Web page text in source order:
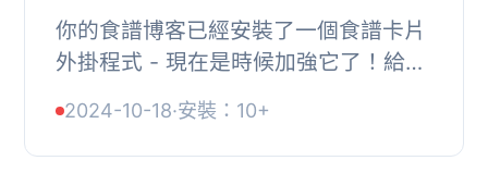
你的食譜博客已經安裝了一個食譜卡片
外掛程式 - 現在是時候加強它了！給你
分享你美味的食譜…並且同時優化您的
電子...
2024-10-18·安裝：10+